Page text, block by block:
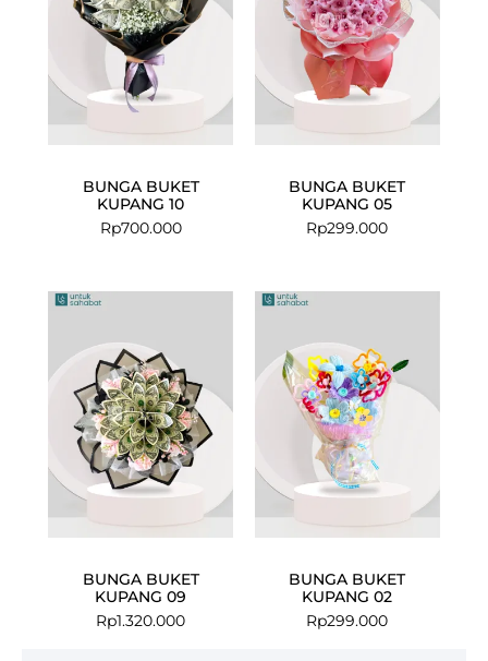
BUNGA BUKET
KUPANG 10
Rp700.000
BUNGA BUKET
KUPANG 05
Rp299.000
BUNGA BUKET
KUPANG 09
Rp1.320.000
BUNGA BUKET
KUPANG 02
Rp299.000